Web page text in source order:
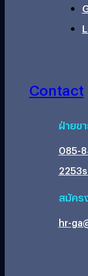
Contact
ฝ่ายข
085-
2253
สมัคร
hr-